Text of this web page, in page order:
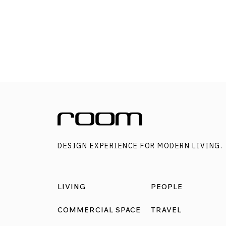
และอากาศสามารถพัดผ่านได้สะดวก ขณะที่ด้านบน
ระแนงที่ข้างใต้เพื่อช่วยกรองแสงอีกชั้น แสง
มาใช้เวลาพักผ่อนมากที่สุดออกแบบ: VTN
Architectsภาพ: Hiroyuki Oki ม่านสีเขียวเลื้อยได้เพื่อ
DESIGN EXPERIENCE FOR MODERN LIVING.
LIVING
COMMERCIAL SPACE
PEOPLE
TRAVEL